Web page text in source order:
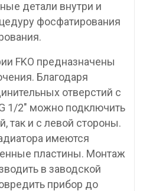
детали внутри и
фосфатирования
FKO предназначены
Благодаря
отверстий с
1/2″ можно подключить
так и с левой стороны.
имеются
пластины. Монтаж
в заводской
прибор до